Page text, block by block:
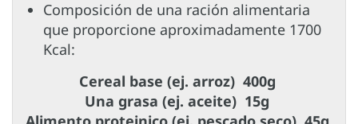
Composición de una ración alimentaria
que proporcione aproximadamente 1700
Kcal:
Cereal base (ej. arroz) 400g
Una grasa (ej. aceite) 15g